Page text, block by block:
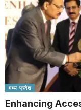
मध्य प्रदेश
Enhancing